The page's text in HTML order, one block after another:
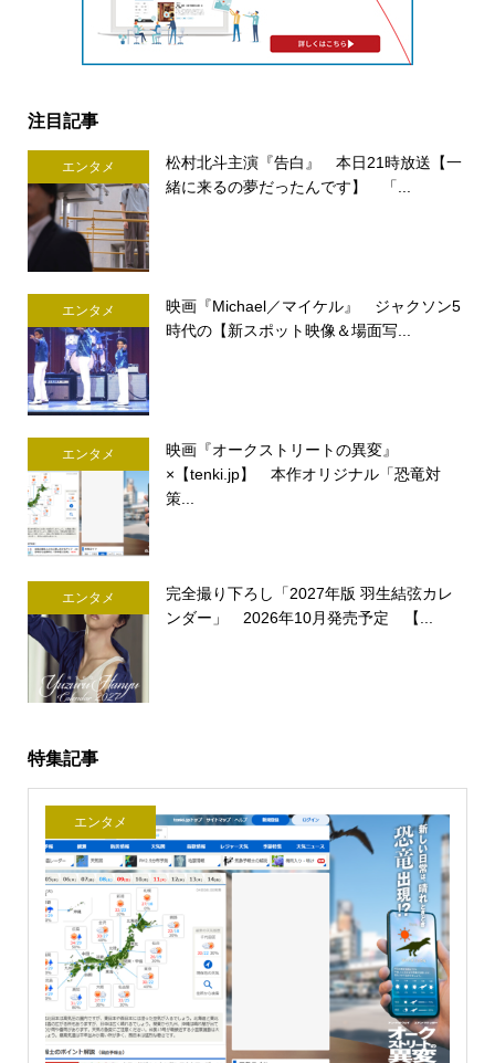
注目記事
エンタメ
松村北斗主演『告白』 本日21時放送【一
緒に来るの夢だったんです】 「...
エンタメ
映画『Michael／マイケル』 ジャクソン5
時代の【新スポット映像＆場面写...
エンタメ
映画『オークストリートの異変』
×【tenki.jp】 本作オリジナル「恐竜対
策...
エンタメ
完全撮り下ろし「2027年版 羽生結弦カレ
ンダー」 2026年10月発売予定 【...
特集記事
エンタメ